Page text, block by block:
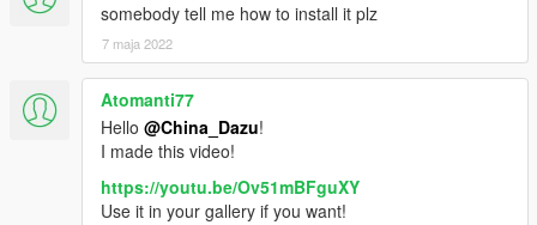
somebody tell me how to install it plz
7 maja 2022
Atomanti77
Hello @China_Dazu!
I made this video!
https://youtu.be/Ov51mBFguXY
Use it in your gallery if you want!